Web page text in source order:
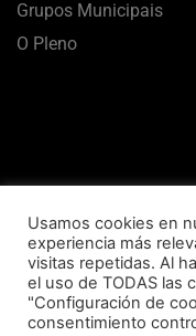
Grupos Municipais
O Pleno
Aviso Legal
Política de
Usamos cookies en
experiencia más
visitas repetidas. Al
el uso de TODAS las
"Configuración de
consentimiento